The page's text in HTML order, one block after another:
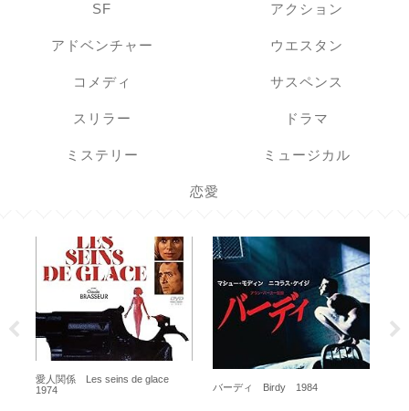
SF アクション
アドベンチャー ウエスタン
コメディ サスペンス
スリラー ドラマ
ミステリー ミュージカル
恋愛
Cyrano de bergerac 1990
９時から５時まで Nine to Five
1980